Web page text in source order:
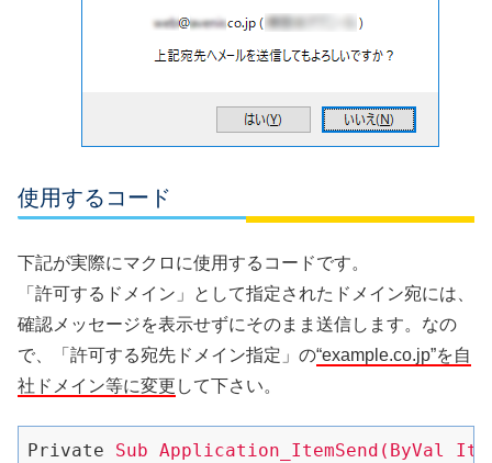
使用するコード
下記が実際にマクロに使用するコードです。
「許可するドメイン」として指定されたドメイン宛には、
確認メッセージを表示せずにそのまま送信します。なの
で、「許可する宛先ドメイン指定」の“example.co.jp”を自
社ドメイン等に変更 して下さい。
Private Sub Application_ItemSend(ByVal